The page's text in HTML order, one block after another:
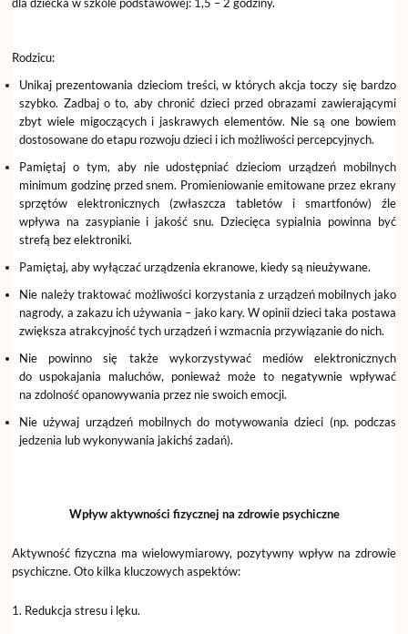
Rodzicu:
Unikaj prezentowania dzieciom treści, w których akcja toczy się bardzo
szybko. Zadbaj o to, aby chronić dzieci przed obrazami zawierającymi
zbyt wiele migoczących i jaskrawych elementów. Nie są one bowiem
dostosowane do etapu rozwoju dzieci i ich możliwości percepcyjnych.
Pamiętaj o tym, aby nie udostępniać dzieciom urządzeń mobilnych
minimum godzinę przed snem. Promieniowanie emitowane przez ekrany
sprzętów elektronicznych (zwłaszcza tabletów i smartfonów) źle
wpływa na zasypianie i jakość snu. Dziecięca sypialnia powinna być
strefą bez elektroniki.
Pamiętaj, aby wyłączać urządzenia ekranowe, kiedy są nieużywane.
Nie należy traktować możliwości korzystania z urządzeń mobilnych jako
nagrody, a zakazu ich używania – jako kary. W opinii dzieci taka postawa
zwiększa atrakcyjność tych urządzeń i wzmacnia przywiązanie do nich.
Nie powinno się także wykorzystywać mediów elektronicznych
do uspokajania maluchów, ponieważ może to negatywnie wpływać
na zdolność opanowywania przez nie swoich emocji.
Nie używaj urządzeń mobilnych do motywowania dzieci (np. podczas
jedzenia lub wykonywania jakichś zadań).
Wpływ aktywności fizycznej na zdrowie psychiczne
Aktywność fizyczna ma wielowymiarowy, pozytywny wpływ na zdrowie
psychiczne. Oto kilka kluczowych aspektów:
1. Redukcja stresu i lęku.